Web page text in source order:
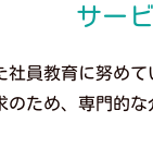
サー
員教育に努めて
のため、専門的